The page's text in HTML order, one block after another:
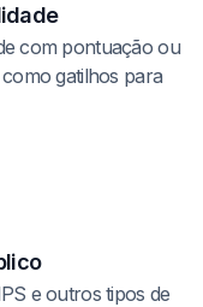
com pontuação ou
gatilhos para
e outros tipos de